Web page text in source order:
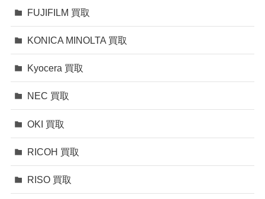
FUJIFILM 買取
KONICA MINOLTA 買取
Kyocera 買取
NEC 買取
OKI 買取
RICOH 買取
RISO 買取